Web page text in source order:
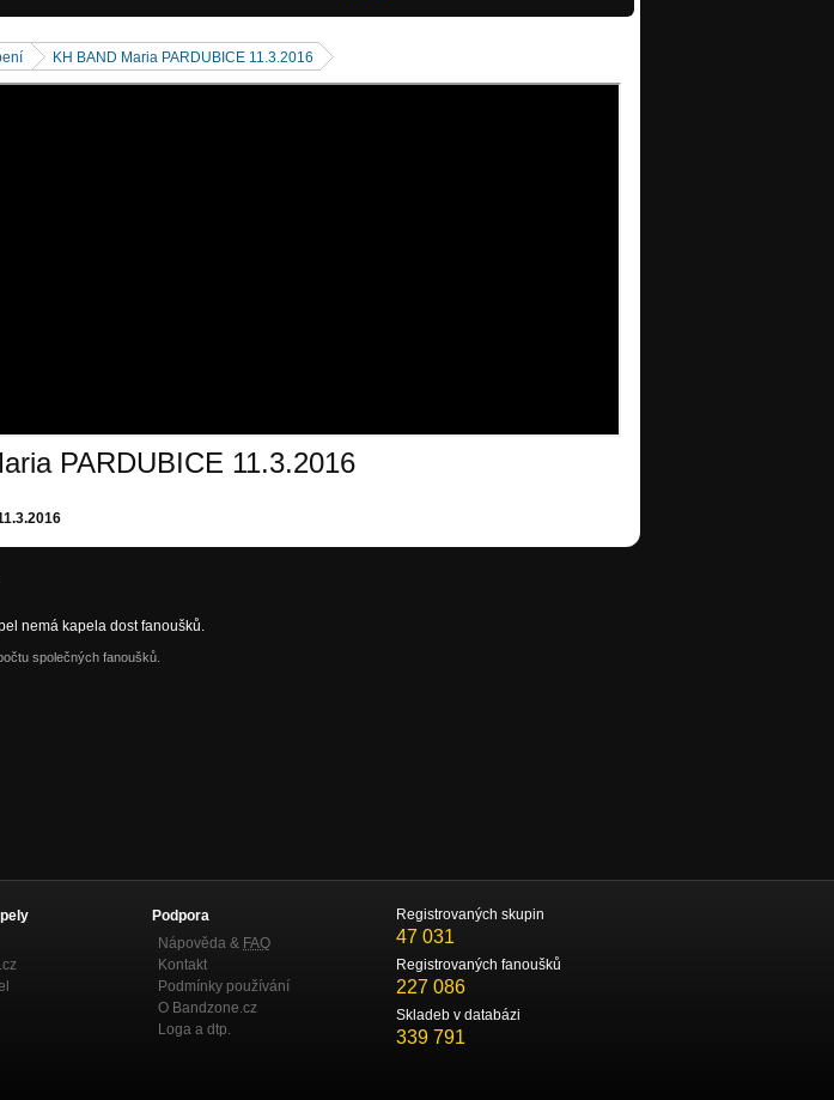
KH BAND Maria PARDUBICE 11.3.2016
PARDUBICE 11.3.2016
nemá kapela dost fanoušků.
společných fanoušků.
Podpora
Nápověda & FAQ
Kontakt
Podmínky používání
O Bandzone.cz
Loga a dtp.
Registrovaných skupin
47 031
Registrovaných fanoušků
227 086
Skladeb v databázi
339 791